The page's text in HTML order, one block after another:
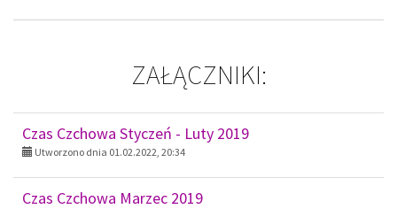
ZAŁĄCZNIKI:
Czas Czchowa Styczeń - Luty 2019
Utworzono dnia 01.02.2022, 20:34
Czas Czchowa Marzec 2019